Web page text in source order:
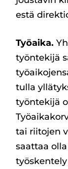
estä
Työaika.
työntekijä
tulla
työntekijä
tai riitojen
saattaa